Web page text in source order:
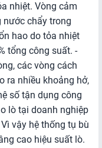
nhiệt. Vòng cảm
chẩy trong
hao do tỏa nhiệt
tổng công suất. -
các vòng cách
ra nhiều khoảng hở,
số tận dụng công
lò tại doanh nghiệp
vậy hệ thống tụ bù
cao hiệu suất lò.